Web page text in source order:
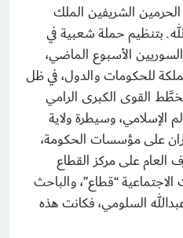
الشريفين الملك
ـ بتنظيم حملة شعبية في
الأسبوع الماضي،
للحكومات والدول، في ظل
القوى الكبرى الرامي
الإسلامي، وسيطرة ولاية
على مؤسسات الحكومة،
العام على مركز القطاع
“قطاع”، والباحث
السلومي، فكانت هذه